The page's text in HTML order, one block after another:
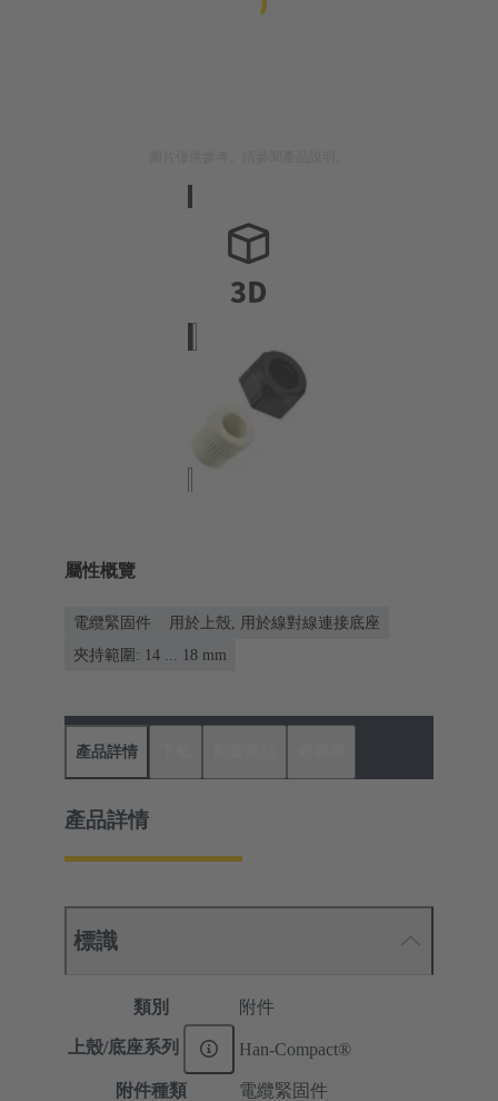
屬性概覽
電纜緊固件
用於上殼, 用於線對線連接底座
夾持範圍: 14 ... 18 mm
產品詳情
產品詳情
標識
類別 附件
上殼/底座系列 Han-Compact®
附件種類 電纜緊固件